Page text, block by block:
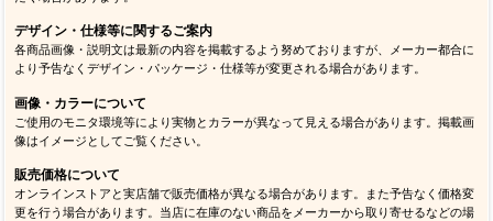
デザイン・仕様等に関するご案内
各商品画像・説明文は最新の内容を掲載するよう努めておりますが、メーカー都合に
より予告なくデザイン・パッケージ・仕様等が変更される場合があります。
画像・カラーについて
ご使用のモニタ環境等により実物とカラーが異なって見える場合があります。掲載画
像はイメージとしてご覧ください。
販売価格について
オンラインストアと実店舗で販売価格が異なる場合があります。また予告なく価格変
更を行う場合があります。当店に在庫のない商品をメーカーから取り寄せるなどの場